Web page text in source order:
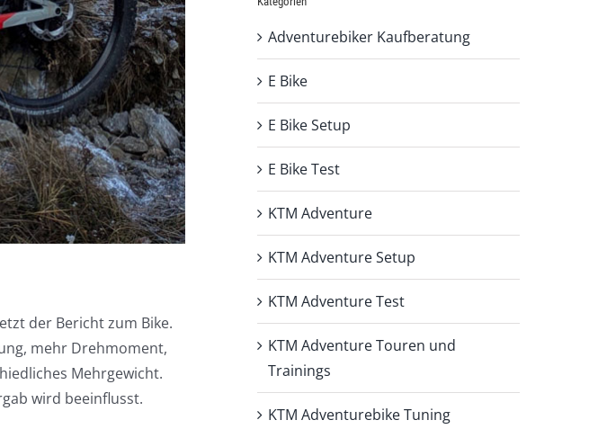
der Bericht zum Bike.
mehr Drehmoment,
Mehrgewicht.
wird beeinflusst.
Adventurebiker Kaufberatung
E Bike
E Bike Setup
E Bike Test
KTM Adventure
KTM Adventure Setup
KTM Adventure Test
KTM Adventure Touren und
Trainings
KTM Adventurebike Tuning